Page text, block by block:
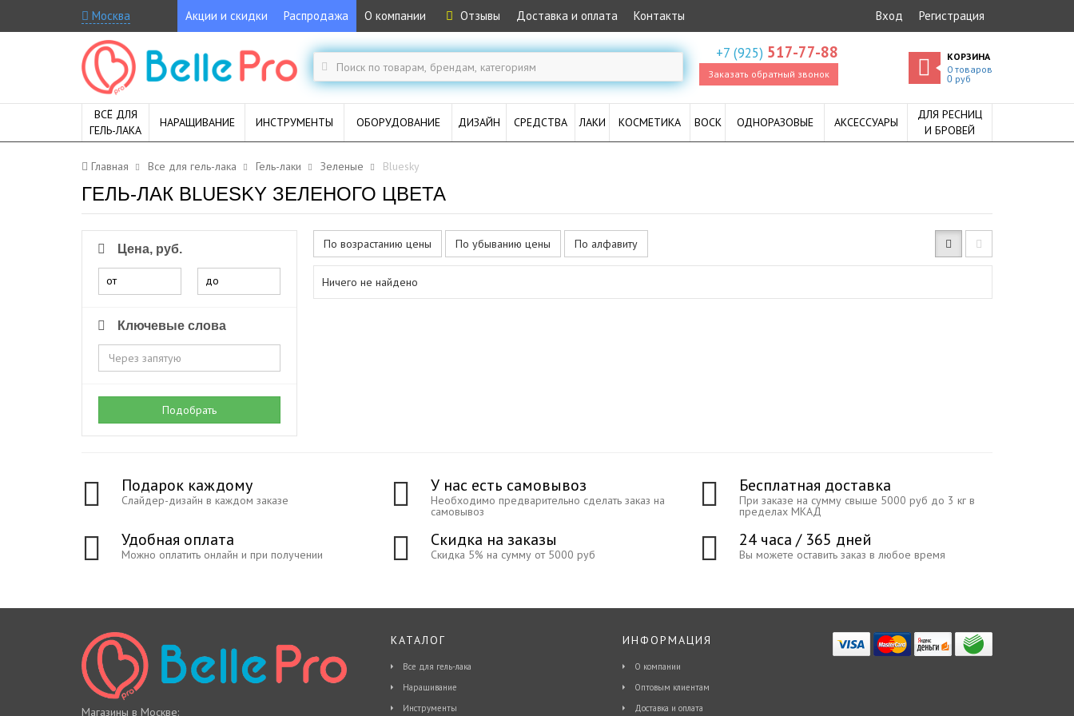
Москва Акции и скидки Распродажа О компании Отзывы Доставка и оплата Контакты Вход Регистрация
+7 (925) 517-77-88
Заказать обратный звонок
КОРЗИНА
0 товаров
0руб
ВСЁ ДЛЯ
ГЕЛЬ-ЛАКА
НАРАЩИВАНИЕ ИНСТРУМЕНТЫ ОБОРУДОВАНИЕ ДИЗАЙН СРЕДСТВА ЛАКИ КОСМЕТИКА ВОСК ОДНОРАЗОВЫЕ АКСЕССУАРЫ
ДЛЯ РЕСНИЦ
И БРОВЕЙ
Главная Все для гель-лака Гель-лаки Зеленые Bluesky
ГЕЛЬ-ЛАК BLUESKY ЗЕЛЕНОГО ЦВЕТА
Цена, руб.
от до
Ключевые слова
Подобрать
По возрастанию цены По убыванию цены По алфавиту
Ничего не найдено
Подарок каждому
Слайдер-дизайн в каждом заказе
У нас есть самовывоз
Необходимо предварительно сделать заказ на
самовывоз
Бесплатная доставка
При заказе на сумму свыше 5000 руб до 3 кг в
пределах МКАД
Удобная оплата
Можно оплатить онлайн и при получении
Скидка на заказы
Скидка 5% на сумму от 5000 руб
24 часа / 365 дней
Вы можете оставить заказ в любое время
Магазины в Москве:
КАТАЛОГ
Все для гель-лака
Наращивание
Инструменты
ИНФОРМАЦИЯ
О компании
Оптовым клиентам
Доставка и оплата